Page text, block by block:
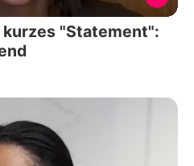
kurzes "Statement":